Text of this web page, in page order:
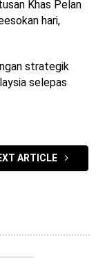
Khas Pelan
hari,
strategik
selepas
ARTICLE